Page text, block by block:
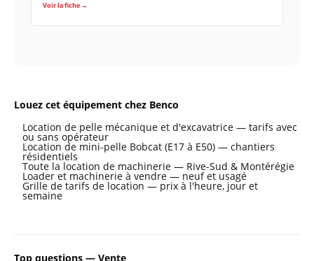
Voir la fiche →
Louez cet équipement chez Benco
Location de pelle mécanique et d'excavatrice — tarifs avec
ou sans opérateur
Location de mini-pelle Bobcat (E17 à E50) — chantiers
résidentiels
Toute la location de machinerie — Rive-Sud & Montérégie
Loader et machinerie à vendre — neuf et usagé
Grille de tarifs de location — prix à l'heure, jour et
semaine
Top questions — Vente